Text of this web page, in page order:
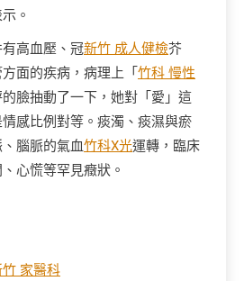
。
高血壓、冠新竹 成人健檢芥
面的疾病，病理上「 竹科 慢性
臉抽動了一下，她對「愛」這
感比例對等。痰濁、痰濕與瘀
腦脈的氣血竹科X光運轉，臨床
心慌等罕見癥狀。
家醫科